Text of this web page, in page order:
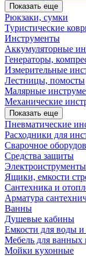
Показать еще
Рюкзаки, сумки
Туристические
Инструменты
Аккумуляторные
Генераторы,
Измерительные
Лестницы, помосты
Малярные
Механические
Показать еще
Пневматические
Расходники для
Сварочное
Средства защиты
Электроиструменты
Ящики, емкости
Сантехника и
Арматура
Ванны
Душевые кабины
Емкости для воды и
Мебель для ванных
Мойки кухонные